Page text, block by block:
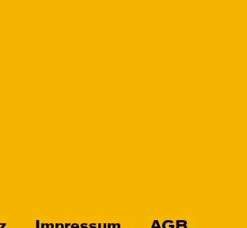
fertig!
von Martin Baltscheit
Behl